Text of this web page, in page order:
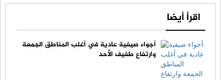
اقرأ أيضا
أجواء صيفية عادية في أغلب المناطق الجمعة
وارتفاع طفيف الأحد